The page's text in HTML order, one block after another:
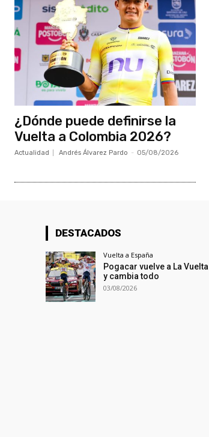
¿Dónde puede definirse la
Vuelta a Colombia 2026?
Actualidad Andrés Álvarez Pardo - 05/08/2026
DESTACADOS
Vuelta a España
Pogacar vuelve a La Vuelta
y cambia todo
03/08/2026